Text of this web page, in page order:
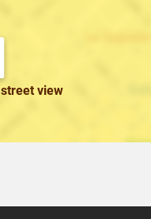
street view